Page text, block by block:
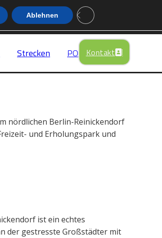
News
Strecken POIS Kontakt
nördlichen Berlin-Reinickendorf
und Erholungspark und
ist ein echtes
der gestresste Großstädter mit
Ablehnen Close GDPR Cookie